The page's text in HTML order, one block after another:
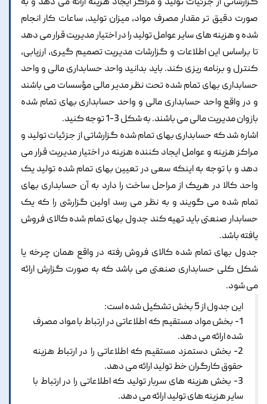
صورت دقیق تر مقدار مصرف مواد، میزان تولید، ساعات کار انجام
شده و هزینه های سایر عوامل تولید را در اختیار مدیریت قرار می دهد
تا براساس این اطلاعات و گزارشات مدیریت تصمیم گیری، ارزیابی،
کنترل و برنامه ریزی کند. باید بدانید واحد حسابداری مالی و واحد
حسابداری بهای تمام شده تحت نظر مدیر مالی مؤسسات می باشند
و در واقع واحد حسابداری مالی و واحد حسابداری بهای تمام شده
بازوان مدیریت مالی می باشند. به شکل 3-1 توجه کنید.
اشاره شد که حسابداری بهای تمام شده گزارشاتی از جزئیات تولید و
مراکز هزینه و عوامل ایجاد کننده هزینه در اختیار مدیریت قرار می
دهد و با توجه به اینکه سعی در تعیین بهای تمام شده تولید یک
واحد کالا در هریک از مراحل ساخت را دارد به آن حسابداری بهای
تمام شده می گویند و به نظر می رسد اولین گزارشی را که یک
حسابدار صنعتی باید تهیه کند جدول بهای تمام شده کالای فروش
یافته باشد.
جدول بهای تمام شده کالای فروش رفته در واقع همان چرخه یا
شکل کلی حسابداری صنعتی می باشد که به صورت گزارش ارائه
می شود.
این جدول از 5 بخش تشکیل شده است:
1- بخش مواد مستقیم که اطلاعاتی در ارتباط با مواد مصرف
شده ارائه می دهد.
2- بخش دستمزد مستقیم که اطلاعاتی را در ارتباط هزینه
حقوق کارگران خط تولید ارائه می دهد.
3- بخش هزینه های سربار تولید که اطلاعاتی را در ارتباط با
سایر هزینه های تولید ارائه می دهد.